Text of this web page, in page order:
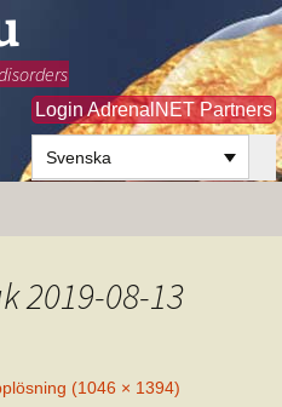
Login AdrenalNET Partners
Svenska
2019-08-13
(1046 × 1394)